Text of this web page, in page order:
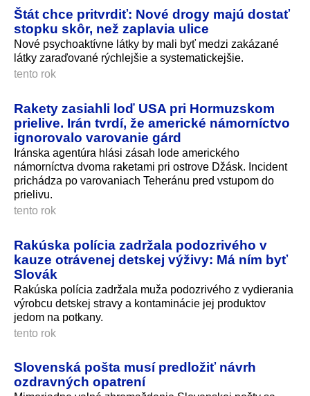
Štát chce pritvrdiť: Nové drogy majú dostať
stopku skôr, než zaplavia ulice
Nové psychoaktívne látky by mali byť medzi zakázané
látky zaraďované rýchlejšie a systematickejšie.
tento rok
Rakety zasiahli loď USA pri Hormuzskom
prielive. Irán tvrdí, že americké námorníctvo
ignorovalo varovanie gárd
Iránska agentúra hlási zásah lode amerického
námorníctva dvoma raketami pri ostrove Džásk. Incident
prichádza po varovaniach Teheránu pred vstupom do
prielivu.
tento rok
Rakúska polícia zadržala podozrivého v
kauze otrávenej detskej výživy: Má ním byť
Slovák
Rakúska polícia zadržala muža podozrivého z vydierania
výrobcu detskej stravy a kontaminácie jej produktov
jedom na potkany.
tento rok
Slovenská pošta musí predložiť návrh
ozdravných opatrení